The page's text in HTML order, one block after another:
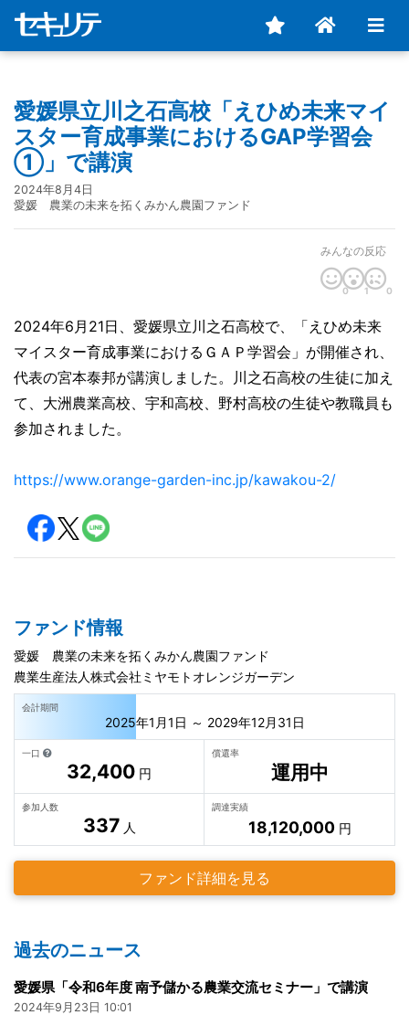
愛媛県立川之石高校「えひめ未来マイ
スター育成事業におけるGAP学習会
①」で講演
2024年8月4日
愛媛 農業の未来を拓くみかん農園ファンド
みんなの反応
0 1 0
2024年6月21日、愛媛県立川之石高校で、「えひめ未来
マイスター育成事業におけるＧＡＰ学習会」が開催され、
代表の宮本泰邦が講演しました。川之石高校の生徒に加え
て、大洲農業高校、宇和高校、野村高校の生徒や教職員も
参加されました。
https://www.orange-garden-inc.jp/kawakou-2/
ファンド情報
愛媛 農業の未来を拓くみかん農園ファンド
農業生産法人株式会社ミヤモトオレンジガーデン
会計期間
2025年1月1日 ～ 2029年12月31日
一口
32,400 円
償還率
運用中
参加人数
337 人
調達実績
18,120,000円
ファンド詳細を見る
過去のニュース
愛媛県「令和6年度 南予儲かる農業交流セミナー」で講演
2024年9月23日 10:01